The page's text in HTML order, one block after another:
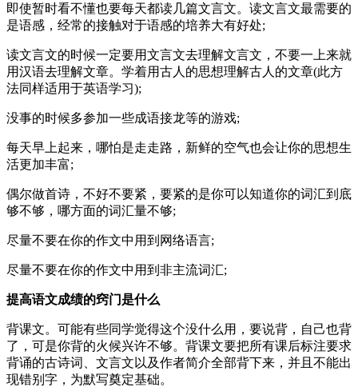
即使暂时看不懂也要每天都读几篇文言文。读文言文最需要的
是语感，经常的接触对于语感的培养大有好处;
读文言文的时候一定要用文言文去理解文言文，不要一上来就
用汉语去理解文章。学着用古人的思想理解古人的文章(此方
法同样适用于英语学习);
没事的时候多参加一些成语接龙等的游戏;
每天早上起来，哪怕是走走路，新鲜的空气也会让你的思想生
活更加丰富;
偶尔做首诗，不好不要紧，要紧的是你可以知道你的词汇到底
够不够，哪方面的词汇量不够;
尽量不要在你的作文中用到网络语言;
尽量不要在你的作文中用到非主流词汇;
提高语文成绩的窍门是什么
背课文。可能有些同学觉得这个没什么用，要说背，自己也背
了，可是你背的火候兴许不够。背课文要把所有课后标注要求
背诵的古诗词、文言文以及作者简介全部背下来，并且不能出
现错别字，为默写奠定基础。